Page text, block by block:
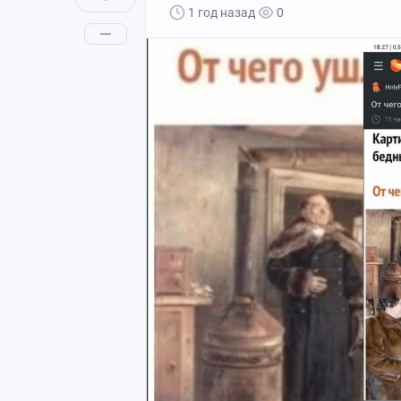
1 год назад 0